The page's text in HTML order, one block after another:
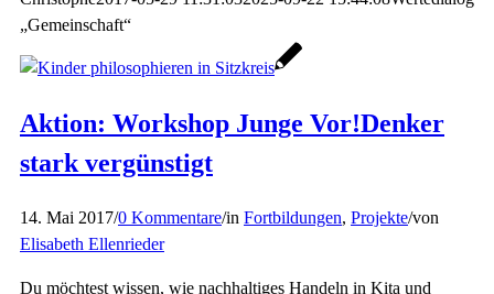
„Gemeinschaft“
Aktion: Workshop Junge Vor!Denker
stark vergünstigt
14. Mai 2017/0 Kommentare/in Fortbildungen, Projekte/von
Elisabeth Ellenrieder
Du möchtest wissen, wie nachhaltiges Handeln in Kita und